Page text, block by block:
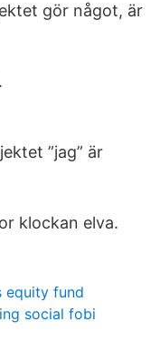
gör något, är
”jag” är
klockan elva.
equity fund
social fobi